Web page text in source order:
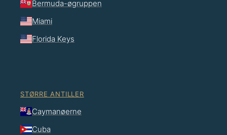
Bermuda-øgruppen
Miami
Florida Keys
STØRRE ANTILLER
Caymanøerne
Cuba